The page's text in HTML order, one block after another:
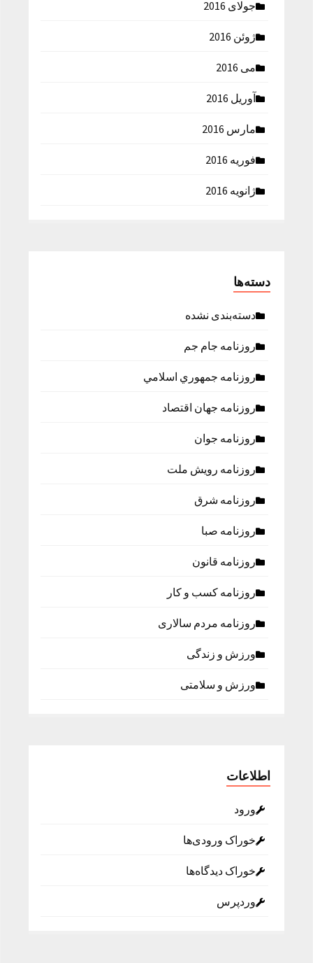
جولای 2016
ژوئن 2016
می 2016
آوریل 2016
مارس 2016
فوریه 2016
ژانویه 2016
دسته‌ها
دسته‌بندی نشده
روزنامه جام جم
روزنامه جمهوري اسلامي
روزنامه جهان اقتصاد
روزنامه جوان
روزنامه رویش ملت
روزنامه شرق
روزنامه صبا
روزنامه قانون
روزنامه كسب و كار
روزنامه مردم سالاری
ورزش و زندگی
ورزش و سلامتی
اطلاعات
ورود
خوراک ورودی‌ها
خوراک دیدگاه‌ها
وردپرس